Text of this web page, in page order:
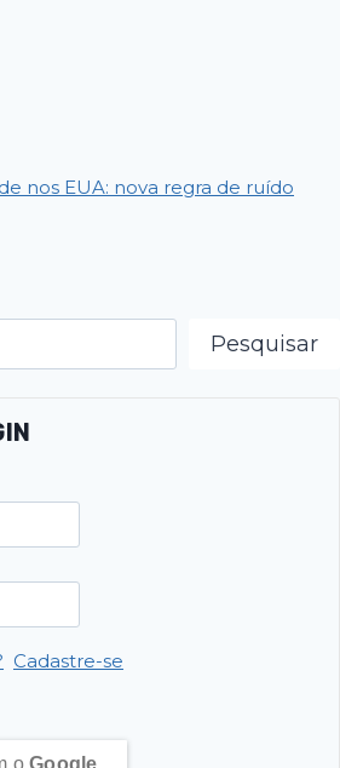
nos EUA: nova regra de ruído
Pesquisar
Cadastre-se
o Google